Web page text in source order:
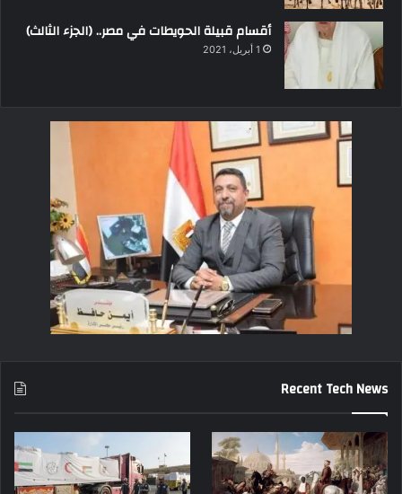
أقسام قبيلة الحويطات في مصر.. (الجزء الثالث)
1 أبريل، 2021
Recent Tech News